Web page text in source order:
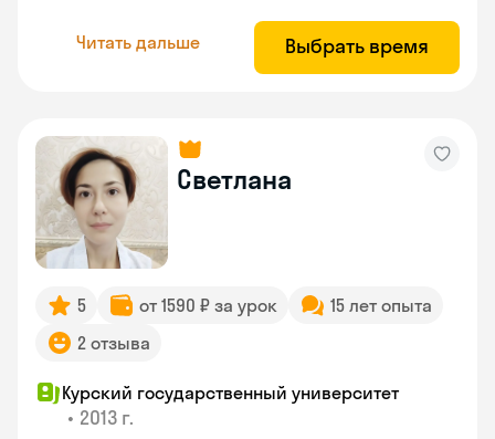
Читать дальше Выбрать время
Светлана
5 от 1590 ₽ за урок
15 лет опыта
2 отзыва
Курский государственный университет
• 2013 г.